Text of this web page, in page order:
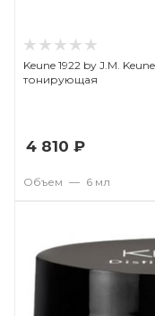
Keune 1922 by J.M.
тонирующая
4 810 ₽
Объем — 6 мл